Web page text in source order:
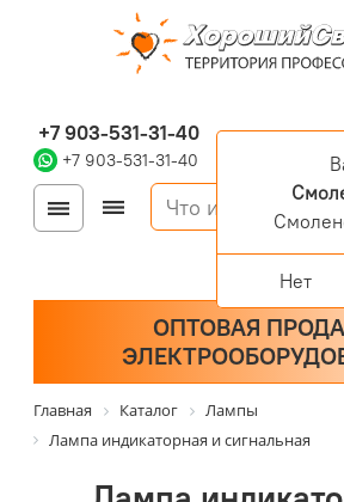
+7 903-531-31-40
+7 903-531-31-40
ОПТОВАЯ
Главная Каталог
Лампы
Лампа индикаторная и сигнальная
Нет